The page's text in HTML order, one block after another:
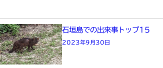
石垣島での出来事トップ15
2023年9月30日